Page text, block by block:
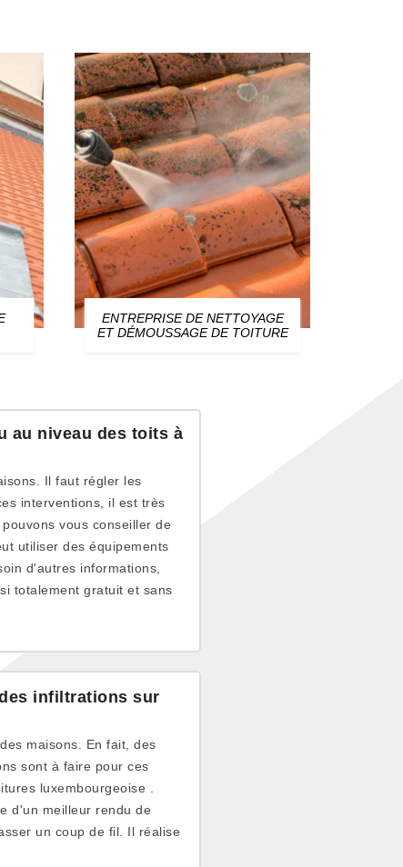
ENTREPRISE DE NETTOYAGE
ET DÉMOUSSAGE DE TOITURE
au niveau des toits à
Il faut régler les
interventions, il est très
vous conseiller de
utiliser des équipements
d'autres informations,
totalement gratuit et sans
infiltrations sur
maisons. En fait, des
sont à faire pour ces
luxembourgeoise .
d'un meilleur rendu de
un coup de fil. Il réalise